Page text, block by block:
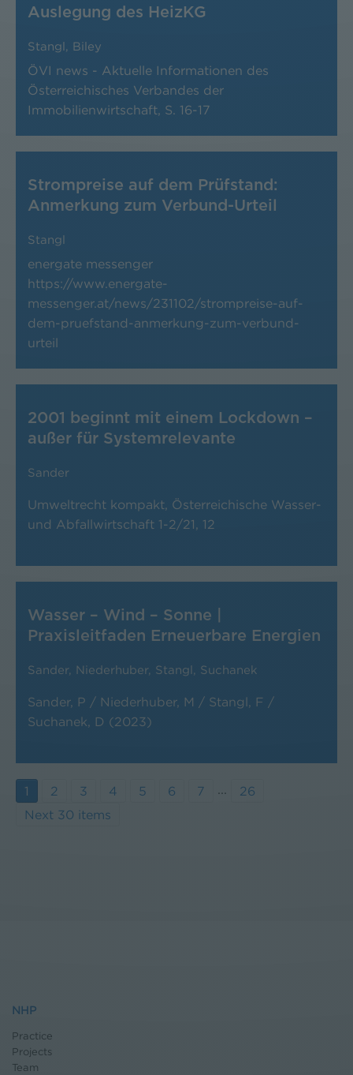
Auslegung des HeizKG
Stangl Biley
ÖVI news - Aktuelle Informationen des
Österreichisches Verbandes der
Immobilienwirtschaft, S. 16-17
Strompreise auf dem Prüfstand:
Anmerkung zum Verbund-Urteil
Stangl
energate messenger
https://www.energate-
messenger.at/news/231102/strompreise-auf-
dem-pruefstand-anmerkung-zum-verbund-
urteil
2001 beginnt mit einem Lockdown –
außer für Systemrelevante
Sander
Umweltrecht kompakt, Österreichische Wasser-
und Abfallwirtschaft 1-2/21, 12
Wasser – Wind – Sonne |
Praxisleitfaden Erneuerbare Energien
Sander, Niederhuber, Stangl Suchanek
Sander, P / Niederhuber, M / Stangl, F /
Suchanek, D (2023)
1 2 3 4 5 6 7
26
Next 30 items
NHP
Practice
Projects
Team